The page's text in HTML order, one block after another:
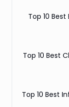
Top 10
Top 10 Best
Top 10 Best